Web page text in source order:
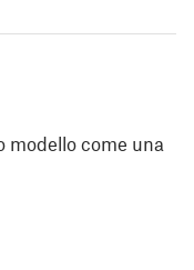
modello come una